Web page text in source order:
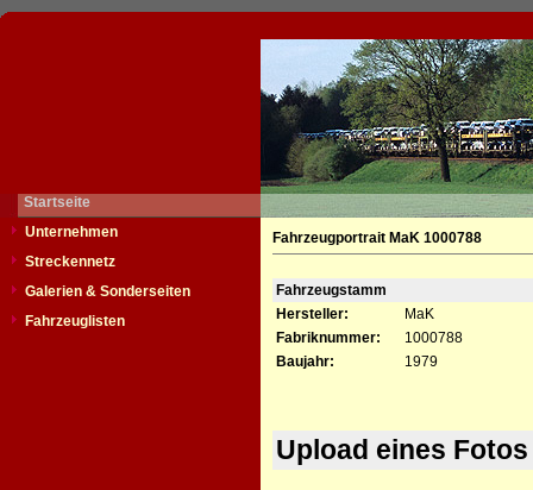
Startseite
Unternehmen
Streckennetz
Galerien & Sonderseiten
Fahrzeuglisten
Fahrzeugportrait MaK 1000788
Fahrzeugstamm
Hersteller:
MaK
Fabriknummer:
1000788
Baujahr:
1979
Upload eines